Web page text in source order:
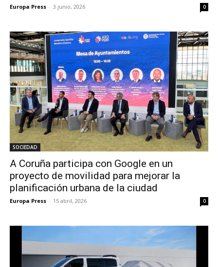
Europa Press - 3 junio, 2026 0
SOCIEDAD
A Coruña participa con Google en un
proyecto de movilidad para mejorar la
planificación urbana de la ciudad
Europa Press - 15 abril, 2026 0